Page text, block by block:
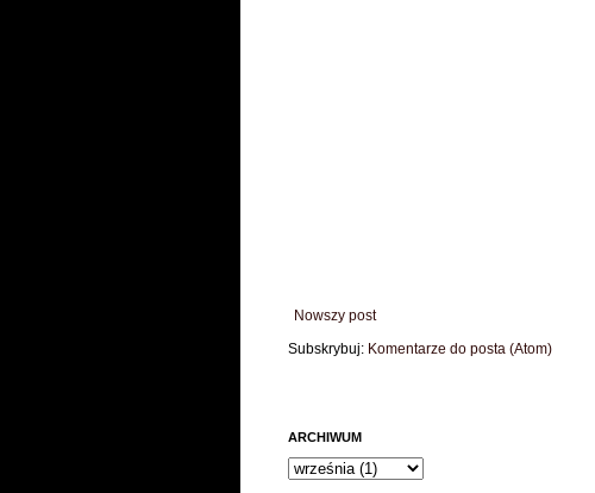
Nowszy post
Subskrybuj: Komentarze do posta (Atom)
ARCHIWUM